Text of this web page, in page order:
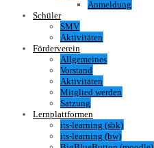
Anmeldung
Schüler
SMV
Aktivitäten
Förderverein
Allgemeines
Vorstand
Aktivitäten
Mitglied werden
Satzung
Lernplattformen
its-learning (sbk)
its-learning (bw)